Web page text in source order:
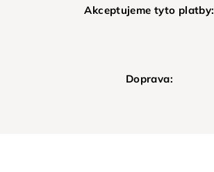
Akceptujeme tyto platby:
Doprava: